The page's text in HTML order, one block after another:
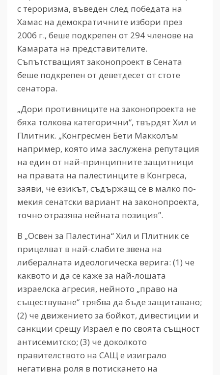
с тероризма, въведен след победата на
Хамас на демократичните избори през
2006 г., беше подкрепен от 294 членове на
Камарата на представителите.
Съпътстващият законопроект в Сената
беше подкрепен от деветдесет от стоте
сенатора.
„Дори противниците на законопроекта не
бяха толкова категорични“, твърдят Хил и
Плитник. „Конгресмен Бети Макколъм
например, която има заслужена репутация
на един от най-принципните защитници
на правата на палестинците в Конгреса,
заяви, че езикът, съдържащ се в малко по-
мекия сенатски вариант на законопроекта,
точно отразява нейната позиция”.
В „Освен за Палестина“ Хил и Плитник се
прицелват в най-слабите звена на
либералната идеологическа верига: (1) че
каквото и да се каже за най-лошата
израелска агресия, нейното „право на
съществуване“ трябва да бъде защитавано;
(2) че движението за бойкот, дивестиции и
санкции срещу Израел е по своята същност
антисемитско; (3) че доколкото
правителството на САЩ е изиграло
негативна роля в потискането на